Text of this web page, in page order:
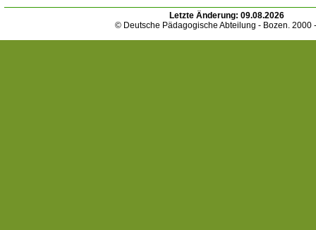
Letzte Änderung: 09.08.2026
© Deutsche Pädagogische Abteilung - Bozen. 2000